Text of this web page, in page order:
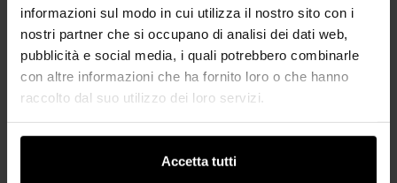
informazioni sul modo in cui utilizza il nostro sito con i
nostri partner che si occupano di analisi dei dati web,
pubblicità e social media, i quali potrebbero combinarle
con altre informazioni che ha fornito loro o che hanno
raccolto dal suo utilizzo dei loro servizi.
Accetta tutti